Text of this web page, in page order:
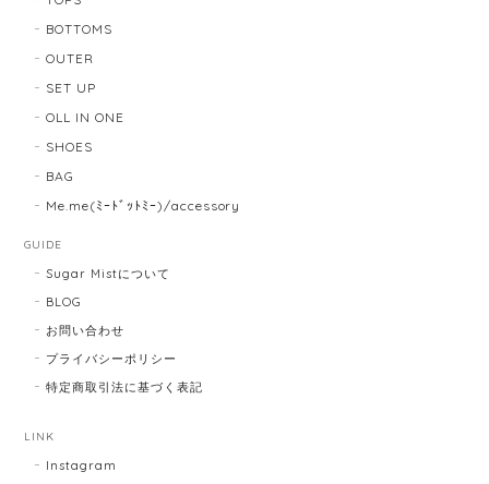
BOTTOMS
OUTER
SET UP
OLL IN ONE
SHOES
BAG
Me.me(ﾐｰﾄﾞｯﾄﾐｰ)/accessory
GUIDE
Sugar Mistについて
BLOG
お問い合わせ
プライバシーポリシー
特定商取引法に基づく表記
LINK
Instagram